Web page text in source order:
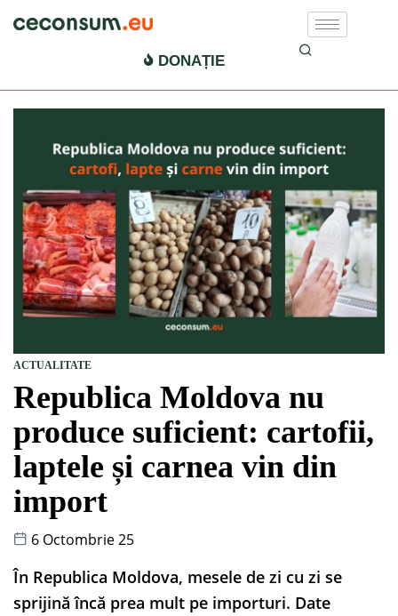
DONAȚIE
ACTUALITATE
Republica Moldova nu
produce suficient: cartofii,
laptele și carnea vin din
import
6 Octombrie 25
În Republica Moldova, mesele de zi cu zi se
sprijină încă prea mult pe importuri. Date